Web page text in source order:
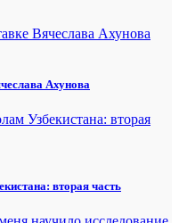
Ахунова
вторая часть